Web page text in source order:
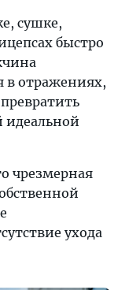
сушке,
быстро
в отражениях,
идеальной
чрезмерная
ухода